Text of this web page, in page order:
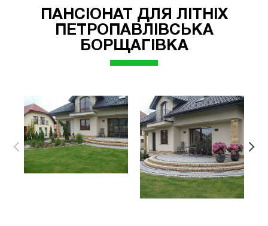
ПАНСІОНАТ ДЛЯ ЛІТНІХ
ПЕТРОПАВЛІВСЬКА
БОРЩАГІВКА